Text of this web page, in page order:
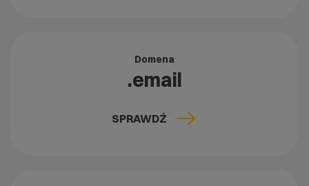
Domena
.email
SPRAWDŹ